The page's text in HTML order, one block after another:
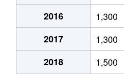
2016
1,300
2017
1,300
2018
1,500